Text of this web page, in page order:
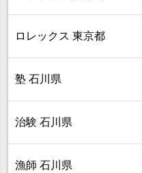
ロレックス 東京都
塾 石川県
治験 石川県
漁師 石川県